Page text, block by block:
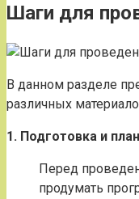
Шаги для
В данном разделе
различных
1. Подготовка и
Перед
продумать